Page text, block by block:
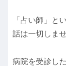
「占い師」と
話は一切しませ
病院を受診し